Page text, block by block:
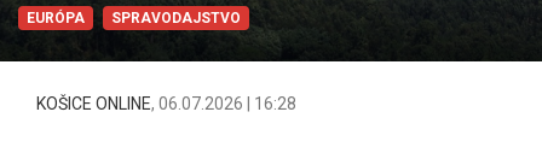
EURÓPA SPRAVODAJSTVO
KOŠICE ONLINE, 06.07.2026 | 16:28